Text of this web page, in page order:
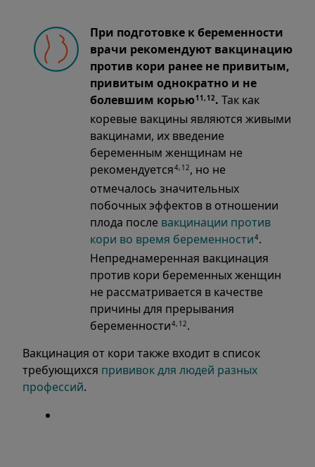
При подготовке к беременности
врачи рекомендуют вакцинацию
против кори ранее не привитым,
привитым однократно и не
болевшим корью11,12. Так как
коревые вакцины являются живыми
вакцинами, их введение
беременным женщинам не
рекомендуется4,12, но не
отмечалось значительных
побочных эффектов в отношении
плода после вакцинации против
кори во время беременности4.
Непреднамеренная вакцинация
против кори беременных женщин
не рассматривается в качестве
причины для прерывания
беременности4,12.
Вакцинация от кори также входит в список
требующихся прививок для людей разных
профессий.